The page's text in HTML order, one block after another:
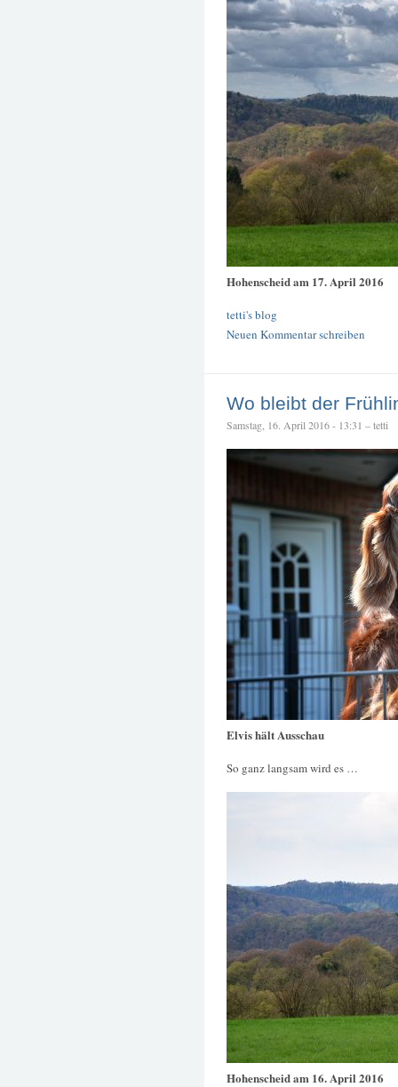
Hohenscheid am 17. April 2016
tetti's blog
Neuen Kommentar schreiben
Wo bleibt der
Samstag, 16. April 2016 - 13:31 – tetti
Elvis hält Ausschau
So ganz langsam wird es …
Hohenscheid am 16. April 2016